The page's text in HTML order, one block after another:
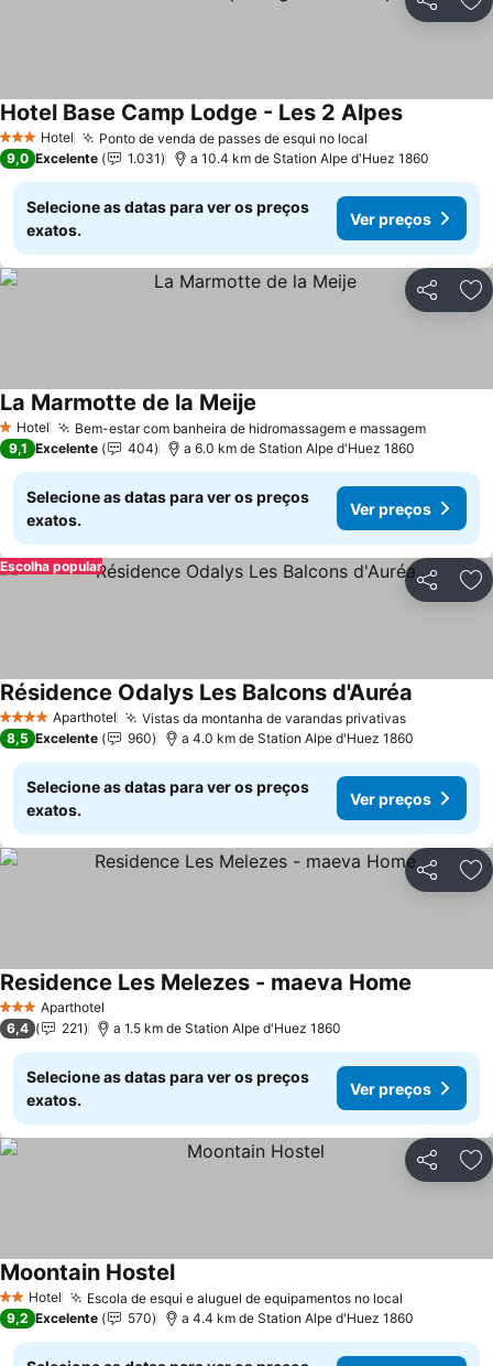
Partilhar
3 EstrelasHotel Ponto de venda de passes de esqui no local
Hotel Base Camp Lodge - Les 2 Alpes
9,0 Excelente 1.031 a 10.4 km de Station Alpe d'Huez 1860
Selecione as datas para ver os preços
exatos.
Ver preços
Partilhar
1 Estrelas
Hotel Bem-estar com banheira de hidromassagem e massagem
La Marmotte de la Meije
9,1 Excelente 404 a 6.0 km de Station Alpe d'Huez 1860
Selecione as datas para ver os preços
exatos.
Ver preços
Partilhar
Escolha popular
4 EstrelasAparthotel Vistas da montanha de varandas privativas
Résidence Odalys Les Balcons d'Auréa
8,5 Excelente 960 a 4.0 km de Station Alpe d'Huez 1860
Selecione as datas para ver os preços
exatos.
Ver preços
Partilhar
3 EstrelasAparthotel
Residence Les Melezes - maeva Home
6,4 221 a 1.5 km de Station Alpe d'Huez 1860
Selecione as datas para ver os preços
exatos.
Ver preços
Partilhar
2 Estrelas
Hotel Escola de esqui e aluguel de equipamentos no local
Moontain Hostel
9,2 Excelente 570 a 4.4 km de Station Alpe d'Huez 1860